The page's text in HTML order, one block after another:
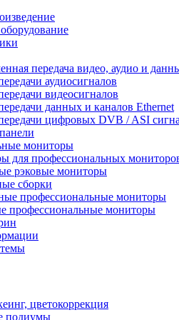
передача видео, аудио и
аудиосигналов
видеосигналов
данных и каналов Ethernet
цифровых DVB / ASI
мониторы
для профессиональных
рэковые мониторы
сборки
профессиональные мониторы
профессиональные мониторы
цветокоррекция
подиумы